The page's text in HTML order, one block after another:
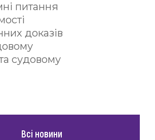
питання
доказів
судовому
Всі новини